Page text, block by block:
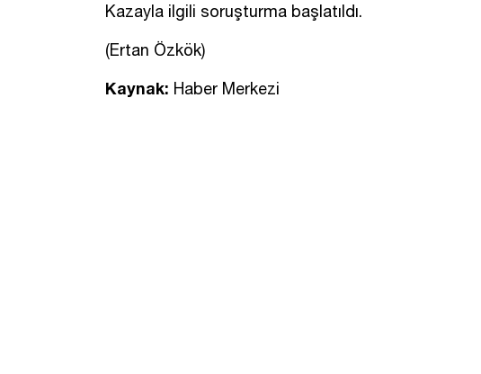
Kazayla ilgili soruşturma başlatıldı.
(Ertan Özkök)
Kaynak: Haber Merkezi